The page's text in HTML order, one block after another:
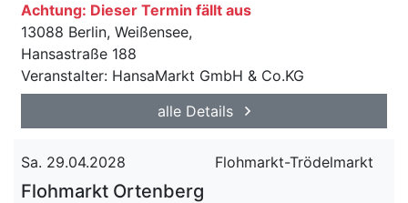
Achtung: Dieser Termin fällt aus
13088 Berlin, Weißensee,
Hansastraße 188
Veranstalter: HansaMarkt GmbH & Co.KG
alle Details
Sa. 29.04.2028 Flohmarkt-Trödelmarkt
Flohmarkt Ortenberg